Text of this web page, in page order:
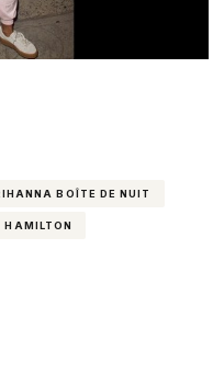
BOÎTE DE NUIT
HAMILTON